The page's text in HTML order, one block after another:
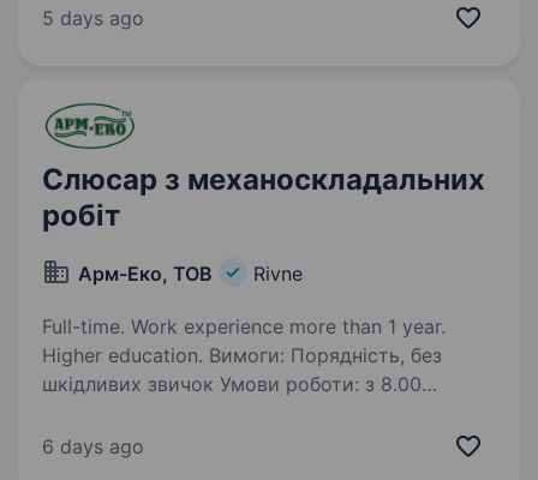
технікою, інноваційними технологіями
5 days ago
Слюсар з механоскладальних
робіт
Арм-Еко, ТОВ Rivne
Full-time. Work experience more than 1 year.
Higher education. Вимоги: Порядність, без
шкідливих звичок Умови роботи: з 8.00
14.00 Обов’язки: Складання виробів
6 days ago